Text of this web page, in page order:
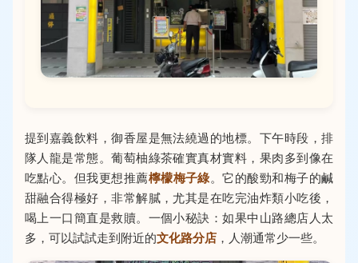
提到嘉義飲料，御香屋是無法繞過的地標。下午時段，排
隊人龍是常態。葡萄柚綠茶確實真材實料，果肉多到像在
吃點心。但我更想推薦檸檬梅子綠。它的酸勁和梅子的鹹
甜融合得極好，非常解膩，尤其是在吃完油炸類小吃後，
喝上一口簡直是救贖。一個小秘訣：如果中山路總店人太
多，可以試試走到附近的文化路分店 ，人潮通常少一些。